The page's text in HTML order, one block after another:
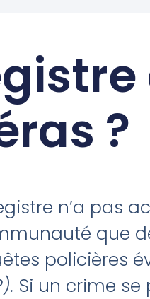
?
n’a pas
que
policières
Si un crime